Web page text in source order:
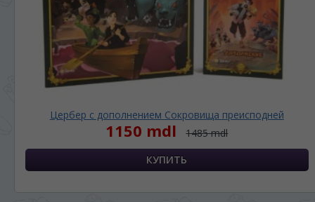
Цербер с дополнением Сокровища преисподней
1150 mdl 1485 mdl